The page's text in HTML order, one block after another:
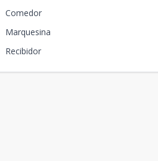
Comedor
Marquesina
Recibidor